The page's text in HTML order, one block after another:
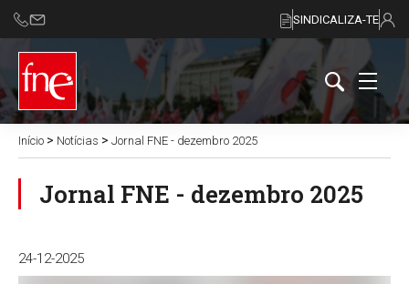
SINDICALIZA-TE
Início > Notícias > Jornal FNE - dezembro 2025
Jornal FNE - dezembro 2025
24-12-2025